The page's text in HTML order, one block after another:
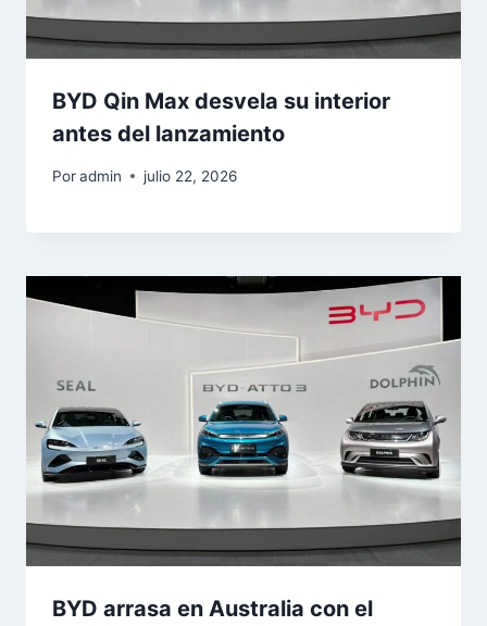
BYD Qin Max desvela su interior
antes del lanzamiento
Poradmin julio 22, 2026
BYD arrasa en Australia con el